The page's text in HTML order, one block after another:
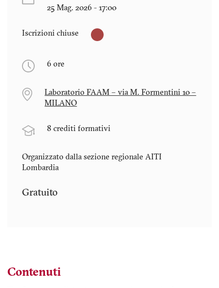
25 Mag. 2026 - 17:00
Iscrizioni chiuse
6 ore
Laboratorio FAAM – via M. Formentini 10 –
MILANO
8 crediti formativi
Organizzato dalla sezione regionale AITI
Lombardia
Gratuito
Contenuti